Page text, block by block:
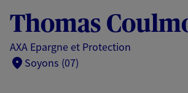
Thomas
AXA Epargne et Protection
Soyons (07)